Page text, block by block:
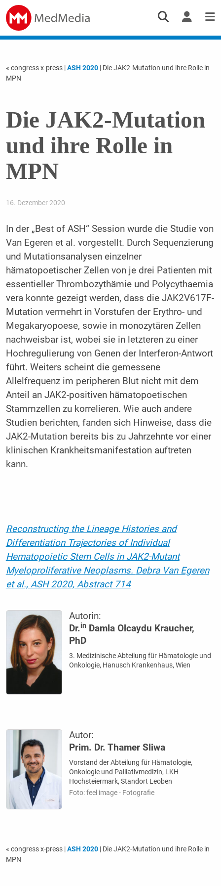
« congress x-press |ASH 2020| Die JAK2-Mutation und ihre Rolle in
MPN
Die JAK2-Mutation
und ihre Rolle in
MPN
16. Dezember 2020
In der „Best of ASH“ Session wurde die Studie von
Van Egeren et al. vorgestellt. Durch Sequenzierung
und Mutationsanalysen einzelner
hämatopoetischer Zellen von je drei Patienten mit
essentieller Thrombozythämie und Polycythaemia
vera konnte gezeigt werden, dass die JAK2V617F-
Mutation vermehrt in Vorstufen der Erythro- und
Megakaryopoese, sowie in monozytären Zellen
nachweisbar ist, wobei sie in letzteren zu einer
Hochregulierung von Genen der Interferon-Antwort
führt. Weiters scheint die gemessene
Allelfrequenz im peripheren Blut nicht mit dem
Anteil an JAK2-positiven hämatopoetischen
Stammzellen zu korrelieren. Wie auch andere
Studien berichten, fanden sich Hinweise, dass die
JAK2-Mutation bereits bis zu Jahrzehnte vor einer
klinischen Krankheitsmanifestation auftreten
kann.
Reconstructing the Lineage Histories and
Differentiation Trajectories of Individual
Hematopoietic Stem Cells in JAK2-Mutant
Myeloproliferative Neoplasms. Debra Van Egeren
et al., ASH 2020, Abstract 714
Autorin:
Dr.in
Damla Olcaydu Kraucher,
PhD
3. Medizinische Abteilung für Hämatologie und
Onkologie, Hanusch Krankenhaus, Wien
Autor:
Prim. Dr. Thamer Sliwa
Vorstand der Abteilung für Hämatologie,
Onkologie und Palliativmedizin, LKH
Hochsteiermark, Standort Leoben
Foto: feel image - Fotografie
« congress x-press |ASH 2020| Die JAK2-Mutation und ihre Rolle in
MPN